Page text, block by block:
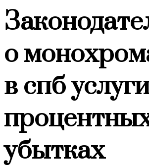
о
в спб услуги
убытках